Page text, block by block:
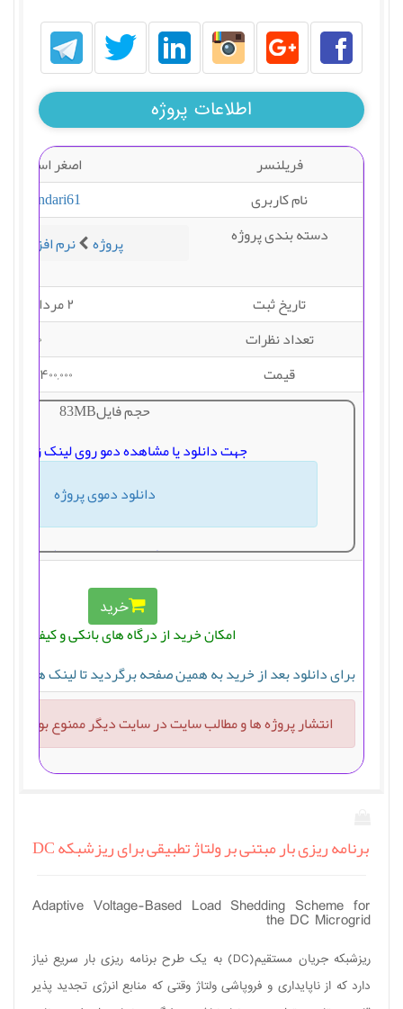
اطلاعات پروژه
فریلنسر
اصغر
نام کاربری
دسته بندی پروژه
پروژه نرم افزار
تاریخ ثبت
۲ مرداد ۱۴۰۱
تعداد نظرات
۰
قیمت
۴۰۰,۰۰۰ تومان
حجم فایل83MB
جهت دانلود یا مشاهده دمو روی لینک زیر
دانلود دموی پروژه
جهت دانلود یا مشاهده دمو روی لینک زیر
دانلود پروژه
لینک دانلود بعد از خرید پروژه نمایش داده
لینک دانلود بعد از خرید پروژه نمایش داده
خرید
امکان خرید از درگاه های بانکی و کیف پول
برای دانلود بعد از خرید به همین صفحه برگردید تا لینک های
انتشار پروژه ها و مطالب سایت در سایت دیگر ممنوع بوده و
برنامه ریزی بار مبتنی بر ولتاژ تطبیقی برای ریزشبکه DC
Adaptive Voltage-Based Load Shedding Scheme for
the DC Microgrid
ریزشبکه جریان مستقیم(DC) به یک طرح برنامه ریزی بار سریع نیاز
دارد که از ناپایداری و فروپاشی ولتاژ وقتی که منابع انرژی تجدید پذیر